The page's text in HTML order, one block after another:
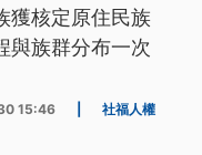
獲核定原住民族
與族群分布一次
15:46 社福人權